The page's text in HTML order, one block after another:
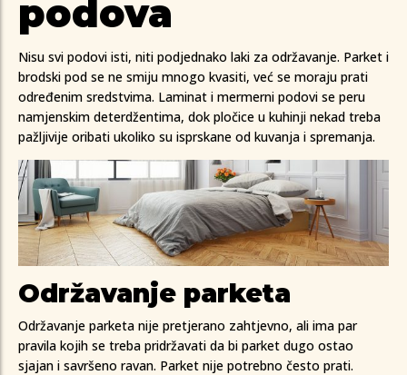
podova
Nisu svi podovi isti, niti podjednako laki za održavanje. Parket i
brodski pod se ne smiju mnogo kvasiti, već se moraju prati
određenim sredstvima. Laminat i mermerni podovi se peru
namjenskim deterdžentima, dok pločice u kuhinji nekad treba
pažljivije oribati ukoliko su isprskane od kuvanja i spremanja.
Održavanje parketa
Održavanje parketa nije pretjerano zahtjevno, ali ima par
pravila kojih se treba pridržavati da bi parket dugo ostao
sjajan i savršeno ravan. Parket nije potrebno često prati.